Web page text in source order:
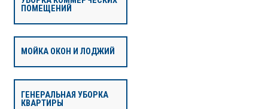
ПОМЕЩЕНИЙ
МОЙКА ОКОН И ЛОДЖИЙ
ГЕНЕРАЛЬНАЯ УБОРКА
КВАРТИРЫ